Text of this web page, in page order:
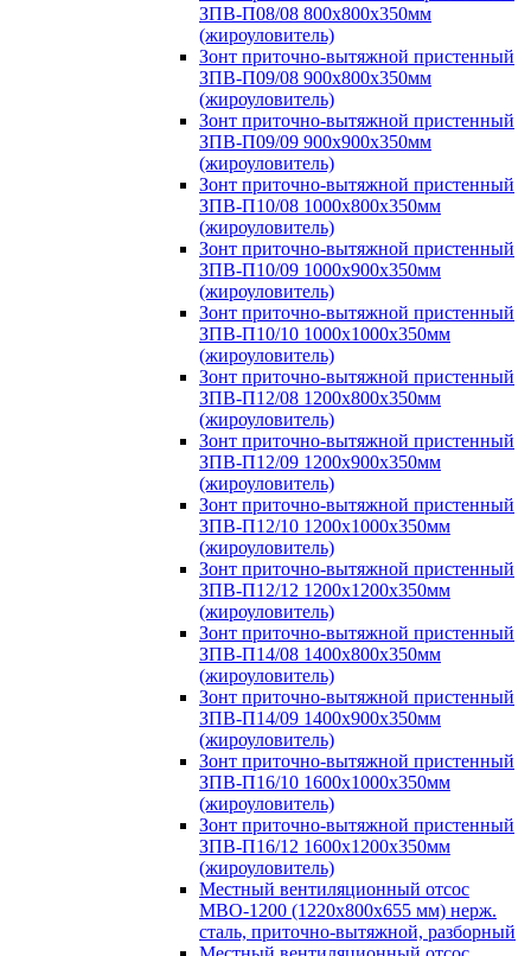
ЗПВ-П08/08 800х800х350мм
(жироуловитель)
Зонт приточно-вытяжной пристенный
ЗПВ-П09/08 900х800х350мм
(жироуловитель)
Зонт приточно-вытяжной пристенный
ЗПВ-П09/09 900х900х350мм
(жироуловитель)
Зонт приточно-вытяжной пристенный
ЗПВ-П10/08 1000х800х350мм
(жироуловитель)
Зонт приточно-вытяжной пристенный
ЗПВ-П10/09 1000х900х350мм
(жироуловитель)
Зонт приточно-вытяжной пристенный
ЗПВ-П10/10 1000х1000х350мм
(жироуловитель)
Зонт приточно-вытяжной пристенный
ЗПВ-П12/08 1200х800х350мм
(жироуловитель)
Зонт приточно-вытяжной пристенный
ЗПВ-П12/09 1200х900х350мм
(жироуловитель)
Зонт приточно-вытяжной пристенный
ЗПВ-П12/10 1200х1000х350мм
(жироуловитель)
Зонт приточно-вытяжной пристенный
ЗПВ-П12/12 1200х1200х350мм
(жироуловитель)
Зонт приточно-вытяжной пристенный
ЗПВ-П14/08 1400х800х350мм
(жироуловитель)
Зонт приточно-вытяжной пристенный
ЗПВ-П14/09 1400х900х350мм
(жироуловитель)
Зонт приточно-вытяжной пристенный
ЗПВ-П16/10 1600х1000х350мм
(жироуловитель)
Зонт приточно-вытяжной пристенный
ЗПВ-П16/12 1600х1200х350мм
(жироуловитель)
Местный вентиляционный отсос
МВО-1200 (1220х800х655 мм) нерж.
сталь, приточно-вытяжной, разборный